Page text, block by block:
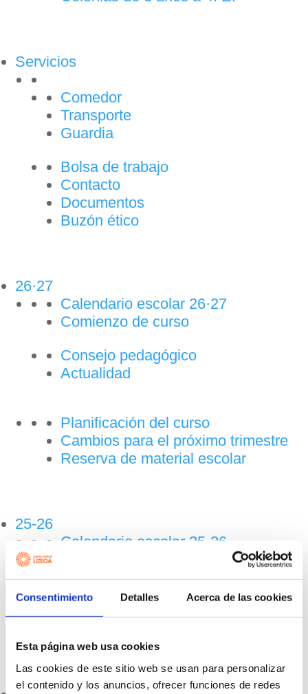
Consentimiento Detalles Acerca de las cookies
Esta página web usa cookies
Las cookies de este sitio web se usan para personalizar
el contenido y los anuncios, ofrecer funciones de redes
Servicios
Comedor
Transporte
Guardia
Bolsa de trabajo
Contacto
Documentos
Buzón ético
26·27
Calendario escolar 26·27
Comienzo de curso
Consejo pedagógico
Actualidad
Planificación del curso
Cambios para el próximo trimestre
Reserva de material escolar
25-26
Calendario escolar 25-26
Tarjeta Lizeokide